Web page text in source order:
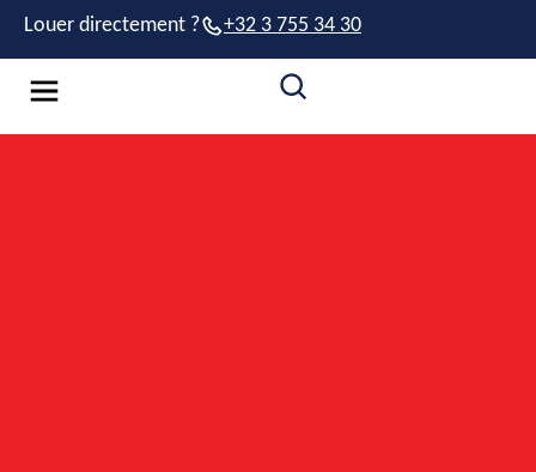
Louer directement ? +32 3 755 34 30